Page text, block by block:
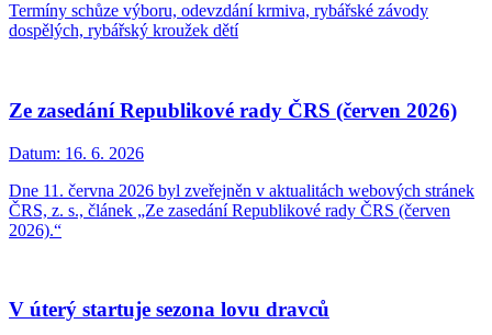
Termíny schůze výboru, odevzdání krmiva, rybářské závody
dospělých, rybářský kroužek dětí
Ze zasedání Republikové rady ČRS (červen 2026)
Datum: 16. 6. 2026
Dne 11. června 2026 byl zveřejněn v aktualitách webových stránek
ČRS, z. s., článek „Ze zasedání Republikové rady ČRS (červen
2026).“
V úterý startuje sezona lovu dravců